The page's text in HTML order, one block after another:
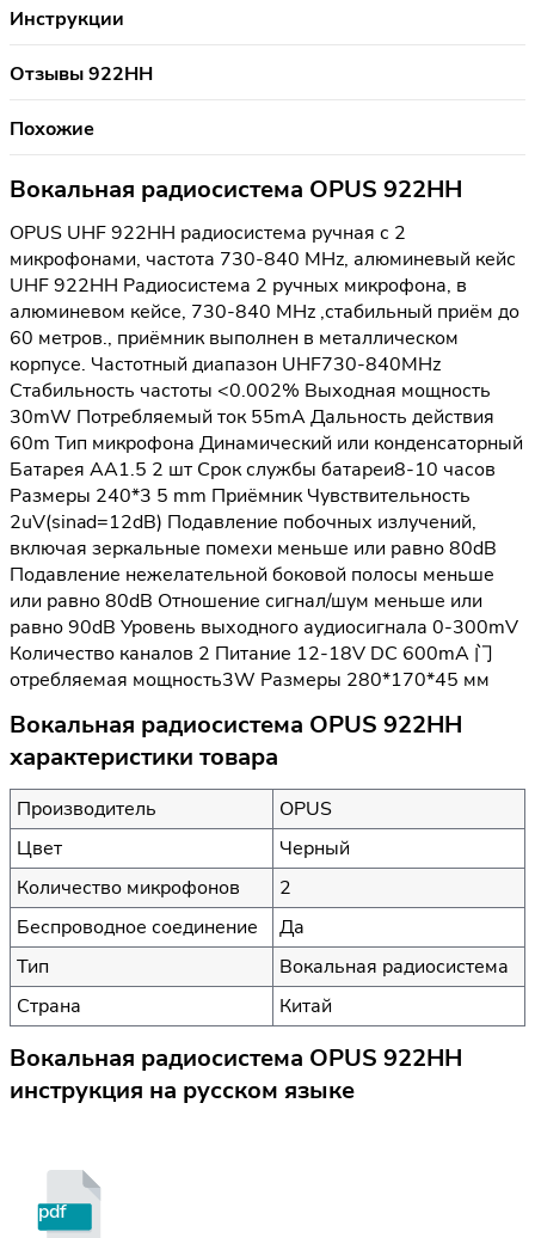
Инструкции
Отзывы 922HH
Похожие
Вокальная радиосистема OPUS 922HH
OPUS UHF 922HH радиосистема ручная с 2
микрофонами, частота 730-840 MHz, алюминевый кейс
UHF 922HH Радиосистема 2 ручных микрофона, в
алюминевом кейсе, 730-840 MHz ,стабильный приём до
60 метров., приёмник выполнен в металлическом
корпусе. Частотный диапазон UHF730-840MHz
Стабильность частоты <0.002% Выходная мощность
30mW Потребляемый ток 55mA Дальность действия
60m Тип микрофона Динамический или конденсаторный
Батарея АА1.5 2 шт Срок службы батареи8-10 часов
Размеры 240*3 5 mm Приёмник Чувствительность
2uV(sinad=12dB) Подавление побочных излучений,
включая зеркальные помехи меньше или равно 80dB
Подавление нежелательной боковой полосы меньше
или равно 80dB Отношение сигнал/шум меньше или
равно 90dВ Уровень выходного аудиосигнала 0-300mV
Количество каналов 2 Питание 12-18V DC 600mA 门
отребляемая мощность3W Размеры 280*170*45 мм
Вокальная радиосистема OPUS 922HH
характеристики товара
Производитель
OPUS
Цвет
Черный
Количество микрофонов
2
Беспроводное соединение
Да
Тип
Вокальная радиосистема
Страна
Китай
Вокальная радиосистема OPUS 922HH
инструкция на русском языке
pdf